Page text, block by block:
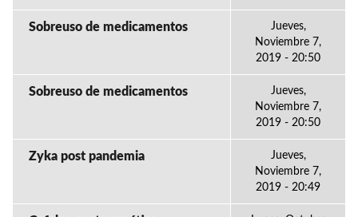
Sobreuso de medicamentos
Jueves,
Noviembre 7,
2019 - 20:50
Sobreuso de medicamentos
Jueves,
Noviembre 7,
2019 - 20:50
Zyka post pandemia
Jueves,
Noviembre 7,
2019 - 20:49